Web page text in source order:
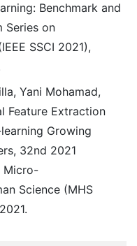
Benchmark and
Series on
SSCI 2021),
Yani Mohamad,
Feature Extraction
Growing
32nd 2021
Micro-
Science (MHS